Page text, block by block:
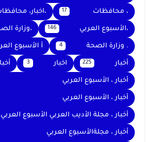
، محافظات 17 ،اخبار،
،الأسبوع العربي 146 ،وزارة
. وزارة الصحة 4 أ الأسبوع
أخبار 225 اخبار 3
أخبار ، الأسبوع العربي
أخبار ، الأسبوع العربي
أخبار ، مجلة الأديب العربي الأسبوع العربي
أخبار ، مجلةالأسبوع العربي